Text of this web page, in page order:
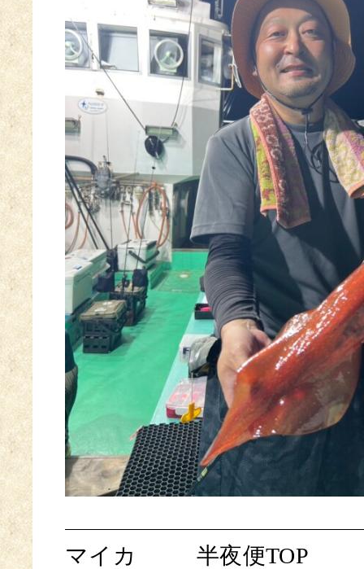
マイカ 半夜便TOP